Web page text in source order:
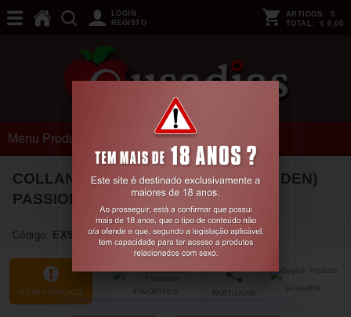
LOGIN
REGISTO
ARTIGOS: 0
TOTAL: € 0,00
Menu Produtos
COLLANTS TIOPEN 018 PRETAS (20 DEN)
PASSION
Código: EX50416
ÚLTIMA UNIDADE SUGERIR
PARTILHAR
FAVORITOS